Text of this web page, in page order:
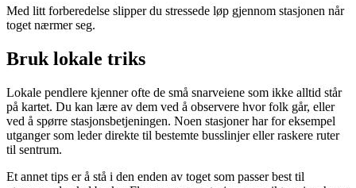
Med litt forberedelse slipper du stressede løp gjennom stasjonen når
toget nærmer seg.
Bruk lokale triks
Lokale pendlere kjenner ofte de små snarveiene som ikke alltid står
på kartet. Du kan lære av dem ved å observere hvor folk går, eller
ved å spørre stasjonsbetjeningen. Noen stasjoner har for eksempel
utganger som leder direkte til bestemte busslinjer eller raskere ruter
til sentrum.
Et annet tips er å stå i den enden av toget som passer best til